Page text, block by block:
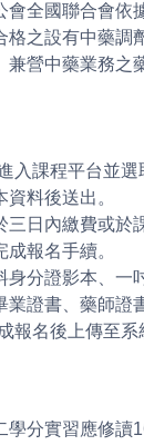
會全國聯合會依
格之設有中藥調
兼營中藥業務之
入課程平台並選
料後送出。
三日內繳費或於
報名手續。
身分證影本、一
證書、藥師證
報名後上傳至系
學分實習應修讀